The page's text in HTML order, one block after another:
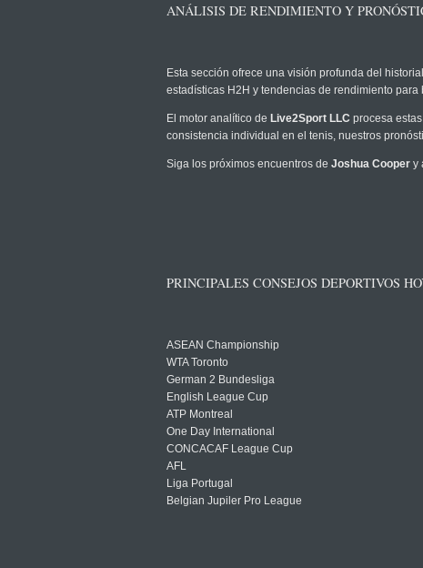
ANÁLISIS DE RENDIMIENTO Y
Esta sección ofrece una visión profunda del
estadísticas H2H y tendencias de rendimiento
El motor analítico de Live2Sport LLC procesa
consistencia individual en el tenis, nuestros
Siga los próximos encuentros de Joshua Cooper y
PRINCIPALES CONSEJOS DEPORTIVOS
ASEAN Championship
WTA Toronto
German 2 Bundesliga
English League Cup
ATP Montreal
One Day International
CONCACAF League Cup
AFL
Liga Portugal
Belgian Jupiler Pro League